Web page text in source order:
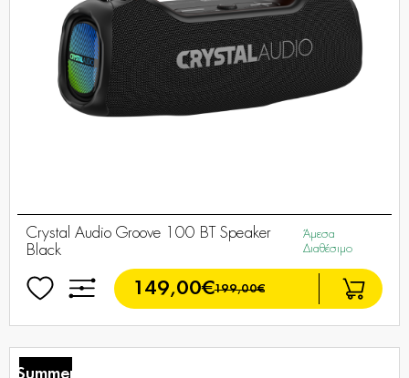
Crystal Audio Groove 100 ΒΤ Speaker
Black
Άμεσα
Διαθέσιμο
149,00€199,00€
Summer